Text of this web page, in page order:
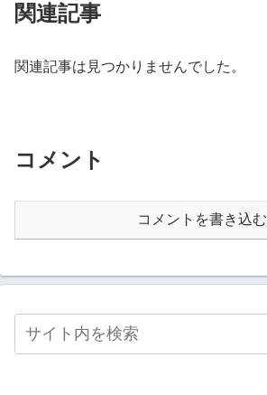
関連記事
関連記事は見つかりませんでした。
コメント
コメントを書き込む